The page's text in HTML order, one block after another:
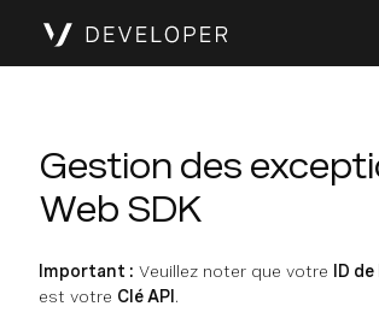
Gestion des
Web SDK
Important : Veuillez noter que votre
ID
est votre Clé API .